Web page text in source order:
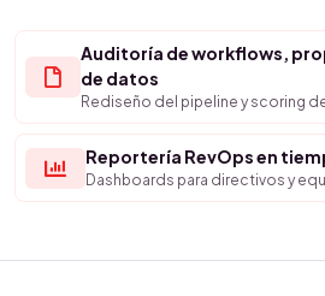
Auditoría de workflows,
de datos
Rediseño del pipeline y scoring
Reportería RevOps en
Dashboards para directivos y